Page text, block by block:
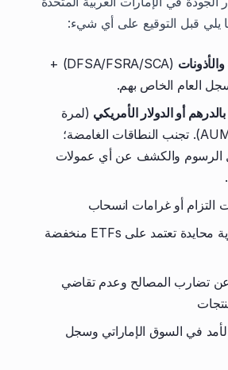
يلي قبل التوقيع على أي شيء:
(DFSA/FSRA/SCA) +
العام الخاص بهم.
أو الدولار الأمريكي(لمرة
واحدة/احتفاظ/AUM). تجنب النطاقات الغامضة؛
والكشف عن أي عمولات
أو غرامات انسحاب
محافظ استثمارية محايدة تعتمد على ETFs منخفضة
تضارب المصالح وعدم تقاضي
في السوق الإماراتي وسجل